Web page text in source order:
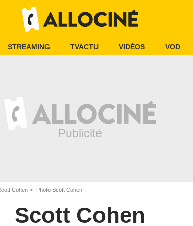
STREAMING TVACTU VIDÉOS VOD
Cohen Photo Scott Cohen
Scott Cohen